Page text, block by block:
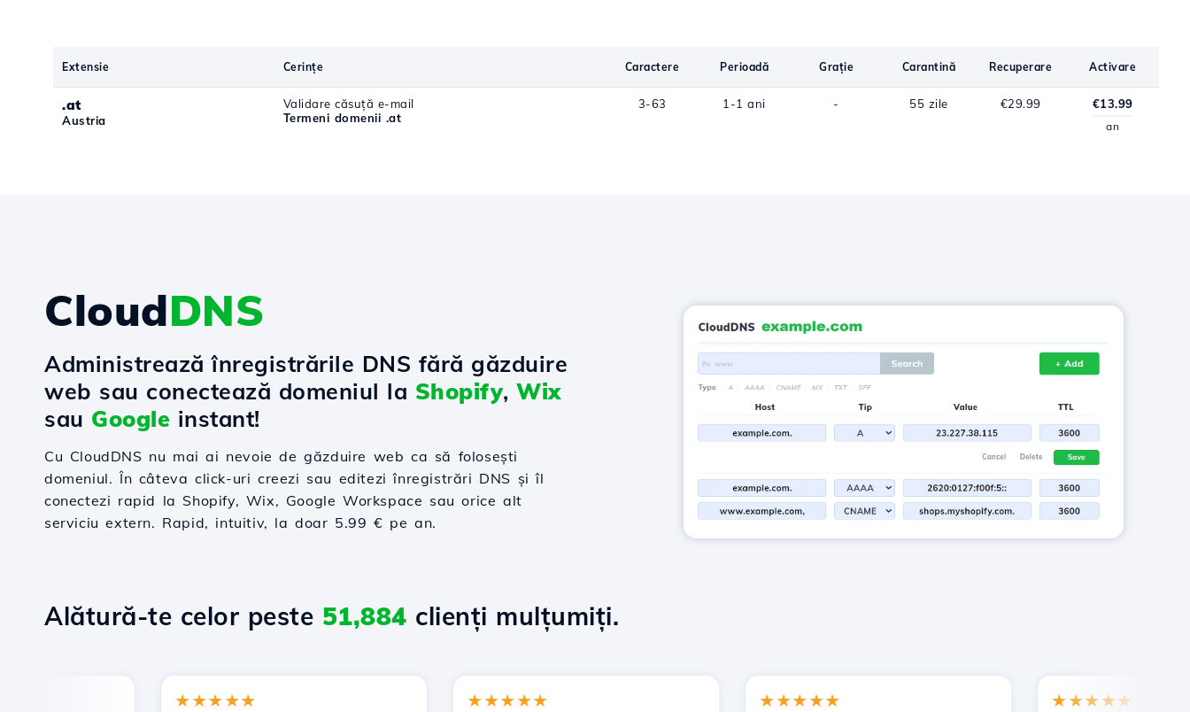
Extensie Cerințe Caractere Perioadă Grație Carantină Recuperare Activare
.at
Austria
Validare căsuță e-mail
Termeni domenii .at
3-63 1-1 ani - 55 zile €29.99 €13.99
an
CloudDNS
Administrează înregistrările DNS fără găzduire
web sau conectează domeniul la Shopify, Wix
sau Google instant!
Cu CloudDNS nu mai ai nevoie de găzduire web ca să folosești
domeniul. În câteva click-uri creezi sau editezi înregistrări DNS și îl
conectezi rapid la Shopify, Wix, Google Workspace sau orice alt
serviciu extern. Rapid, intuitiv, la doar 5.99 € pe an.
Alătură-te celor peste 51,884 clienți mulțumiți.
★★★★★ ★★★★★ ★★★★★ ★★★★★